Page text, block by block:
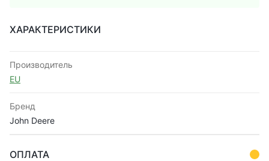
ХАРАКТЕРИСТИКИ
Производитель
EU
Бренд
John Deere
ОПЛАТА